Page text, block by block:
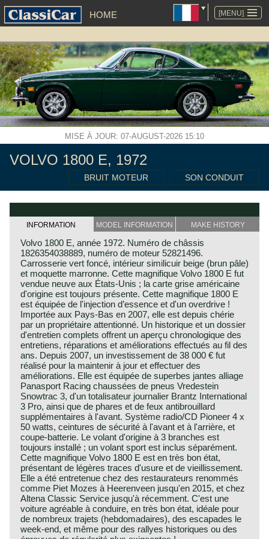
[MENU]
HOME
ALLER
AU
CONTENU
MISE À JOUR: 07-AUGUST-2026 15:10
VOLVO 1800 E, 1972
BRUIT MOTEUR SON CONDUIT
INFORMATION MODEL INFORMATION MAKE HISTORY
Volvo 1800 E, année 1972. Numéro de châssis
1826354038889, numéro de moteur 52821496.
Carrosserie vert foncé, intérieur similicuir beige (brun pâle)
et moquette marronne. Cette magnifique Volvo 1800 E fut
vendue neuve aux États-Unis ; la carte grise américaine
d'origine est toujours présente. Cette magnifique 1800 E
est équipée de l'injection d’essence et d'un overdrive !
Importée aux Pays-Bas en 2007, elle est depuis chérie
par un propriétaire attentionné. Un historique et un dossier
d'entretien complets offrent un aperçu chronologique des
entretiens, réparations et améliorations effectués au fil des
ans. Depuis 2007, un investissement de 38 000 € fut
réalisé pour la maintenir à jour et effectuer des
améliorations. Elle est équipée de superbes jantes alliage
Panasport Racing chaussées de pneus Vredestein
Snowtrac 3, d'un totalisateur journalier Brantz International
3 Pro, ainsi que de phares et de feux antibrouillard
supplémentaires à l'avant. Système radio/CD Pioneer 4 x
50 watts, ceintures de sécurité à l'avant et à l'arrière, et
coupe-batterie. Le volant d'origine à 3 branches est
toujours installé ; un volant sport est inclus séparément.
Cette magnifique Volvo 1800 E est en très bon état,
présentant de légères traces d'usure et de vieillissement.
Elle a été entretenue chez des restaurateurs renommés
comme Piet Mozes à Heerenveen jusqu'en 2015, et chez
Altena Classic Service jusqu'à récemment. C'est une
voiture agréable à conduire, en très bon état, idéale pour
de nombreux trajets (hebdomadaires), des escapades le
week-end, et même pour des rallyes historiques ou des